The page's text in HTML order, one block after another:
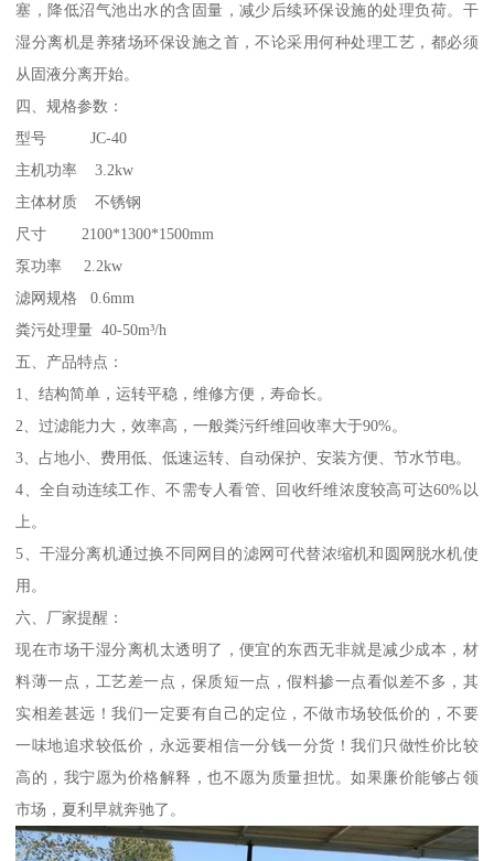
塞，降低沼气池出水的含固量，减少后续环保设施的处理负荷。干
湿分离机是养猪场环保设施之首，不论采用何种处理工艺，都必须
从固液分离开始。
四、规格参数：
型号 JC-40
主机功率 3.2kw
主体材质 不锈钢
尺寸 2100*1300*1500mm
泵功率 2.2kw
滤网规格 0.6mm
粪污处理量 40-50m³/h
五、产品特点：
1、结构简单，运转平稳，维修方便，寿命长。
2、过滤能力大，效率高，一般粪污纤维回收率大于90%。
3、占地小、费用低、低速运转、自动保护、安装方便、节水节电。
4、全自动连续工作、不需专人看管、回收纤维浓度较高可达60%以
上。
5、干湿分离机通过换不同网目的滤网可代替浓缩机和圆网脱水机使
用。
六、厂家提醒：
现在市场干湿分离机太透明了，便宜的东西无非就是减少成本，材
料薄一点，工艺差一点，保质短一点，假料掺一点看似差不多，其
实相差甚远！我们一定要有自己的定位，不做市场较低价的，不要
一味地追求较低价，永远要相信一分钱一分货！我们只做性价比较
高的，我宁愿为价格解释，也不愿为质量担忧。如果廉价能够占领
市场，夏利早就奔驰了。